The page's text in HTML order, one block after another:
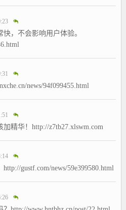
快，不会影响用户体验。
news/94f099455.html
精华！http://z7tb27.xlswm.com
gustf.com/news/59e399580.html